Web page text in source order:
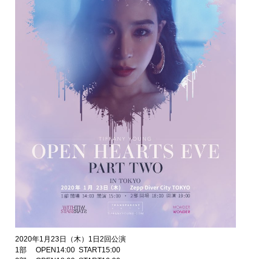
2020年1月23日（木）1日2回公演
1部 OPEN14:00 START15:00